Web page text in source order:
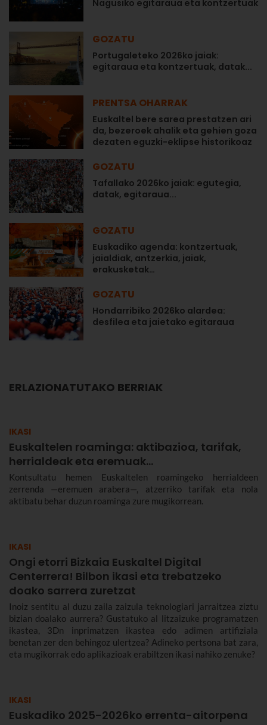
Nagusiko egitaraua eta kontzertuak
GOZATU
Portugaleteko 2026ko jaiak:
egitaraua eta kontzertuak, datak...
PRENTSA OHARRAK
Euskaltel bere sarea prestatzen ari
da, bezeroek ahalik eta gehien goza
dezaten eguzki-eklipse historikoaz
GOZATU
Tafallako 2026ko jaiak: egutegia,
datak, egitaraua...
GOZATU
Euskadiko agenda: kontzertuak,
jaialdiak, antzerkia, jaiak,
erakusketak…
GOZATU
Hondarribiko 2026ko alardea:
desfilea eta jaietako egitaraua
ERLAZIONATUTAKO BERRIAK
IKASI
Euskaltelen roaminga: aktibazioa, tarifak,
herrialdeak eta eremuak…
Kontsultatu hemen Euskaltelen roamingeko herrialdeen
zerrenda —eremuen arabera—, atzerriko tarifak eta nola
aktibatu behar duzun roaminga zure mugikorrean.
IKASI
Ongi etorri Bizkaia Euskaltel Digital
Centerrera! Bilbon ikasi eta trebatzeko
doako sarrera zuretzat
Inoiz sentitu al duzu zaila zaizula teknologiari jarraitzea ziztu
bizian doalako aurrera? Gustatuko al litzaizuke programatzen
ikastea, 3Dn inprimatzen ikastea edo adimen artifiziala
benetan zer den behingoz ulertzea? Adineko pertsona bat zara,
eta mugikorrak edo aplikazioak erabiltzen ikasi nahiko zenuke?
IKASI
Euskadiko 2025-2026ko errenta-aitorpena